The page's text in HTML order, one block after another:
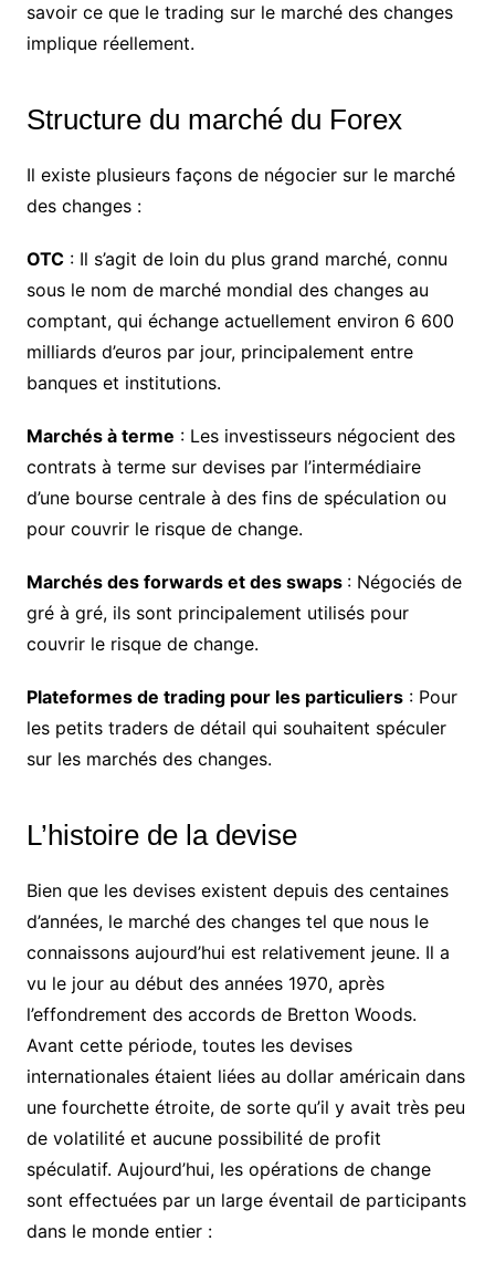
savoir ce que le trading sur le marché des changes
implique réellement.
Structure du marché du Forex
Il existe plusieurs façons de négocier sur le marché
des changes :
OTC: Il s’agit de loin du plus grand marché, connu
sous le nom de marché mondial des changes au
comptant, qui échange actuellement environ 6 600
milliards d’euros par jour, principalement entre
banques et institutions.
Marchés à terme : Les investisseurs négocient des
contrats à terme sur devises par l’intermédiaire
d’une bourse centrale à des fins de spéculation ou
pour couvrir le risque de change.
Marchés des forwards et des swaps : Négociés de
gré à gré, ils sont principalement utilisés pour
couvrir le risque de change.
Plateformes de trading pour les particuliers: Pour
les petits traders de détail qui souhaitent spéculer
sur les marchés des changes.
L’histoire de la devise
Bien que les devises existent depuis des centaines
d’années, le marché des changes tel que nous le
connaissons aujourd’hui est relativement jeune. Il a
vu le jour au début des années 1970, après
l’effondrement des accords de Bretton Woods.
Avant cette période, toutes les devises
internationales étaient liées au dollar américain dans
une fourchette étroite, de sorte qu’il y avait très peu
de volatilité et aucune possibilité de profit
spéculatif. Aujourd’hui, les opérations de change
sont effectuées par un large éventail de participants
dans le monde entier :